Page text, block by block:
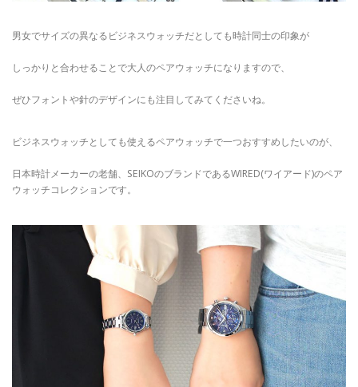
男女でサイズの異なるビジネスウォッチだとしても時計同士の印象が
しっかりと合わせることで大人のペアウォッチになりますので、
ぜひフォントや針のデザインにも注目してみてくださいね。
ビジネスウォッチとしても使えるペアウォッチで一つおすすめしたいのが、
日本時計メーカーの老舗、SEIKOのブランドであるWIRED(ワイアード)のペア
ウォッチコレクションです。